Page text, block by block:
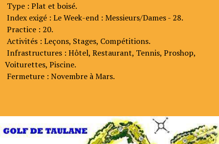
Type : Plat et boisé.
Index exigé : Le Week-end : Messieurs/Dames - 28.
Practice : 20.
Activités : Leçons, Stages, Compétitions.
Infrastructures : Hôtel, Restaurant, Tennis, Proshop,
Voiturettes, Piscine.
Fermeture : Novembre à Mars.